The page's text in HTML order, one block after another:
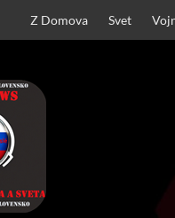
Z Domova Svet